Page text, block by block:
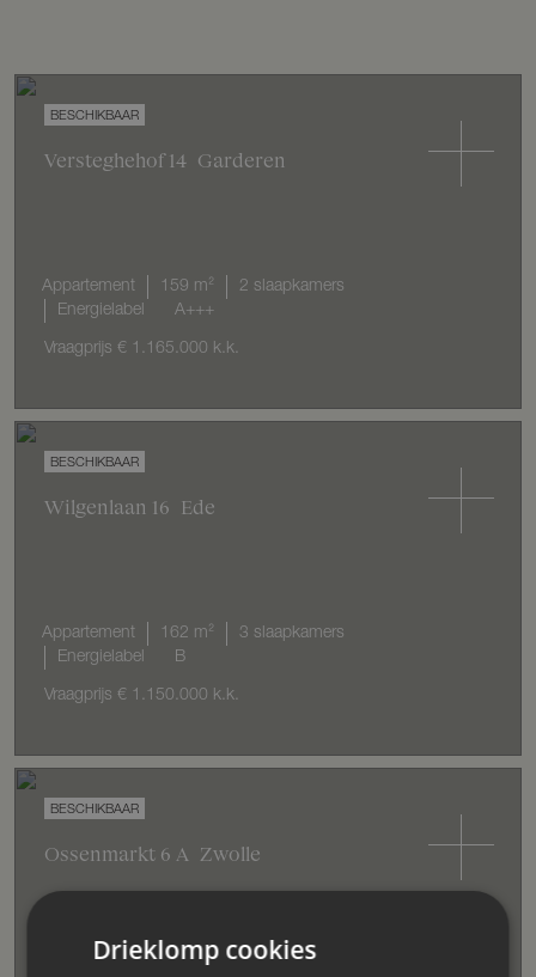
Versteghehof 14 Garderen
Vraagprijs € 1.165.000 k.k.
Appartement 159 m²
2 slaapkamers
Energielabel
A+++
Wilgenlaan 16 Ede
Vraagprijs € 1.150.000 k.k.
Appartement 162 m²
3 slaapkamers
Energielabel
B
Ossenmarkt 6 A Zwolle
Drieklomp cookies